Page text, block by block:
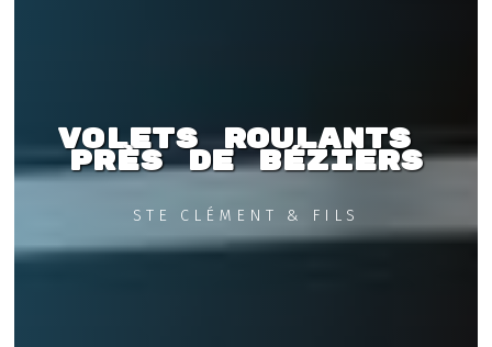
Volets roulants
près de Béziers
STE CLÉMENT & FILS